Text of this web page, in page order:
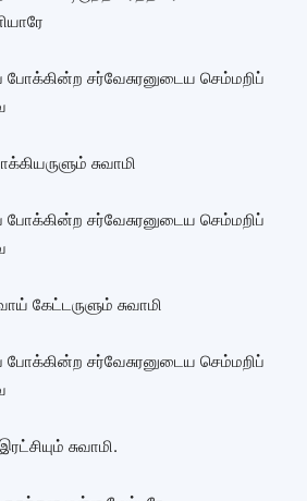
சர்வேசுரனுடைய செம்மறிப்
சுவாமி
சர்வேசுரனுடைய செம்மறிப்
கேட்டருளும் சுவாமி
சர்வேசுரனுடைய செம்மறிப்
சுவாமி.